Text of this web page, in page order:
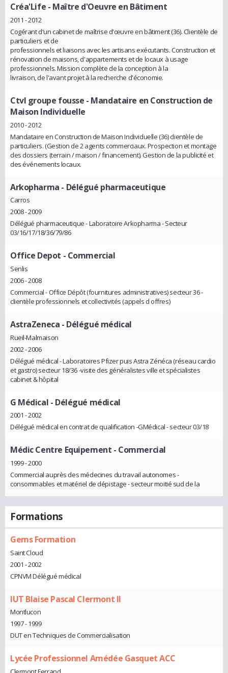
Créa'Life - Maître d'Oeuvre en Bâtiment
2011 - 2012
Cogérant d'un cabinet de maîtrise d'œuvre en bâtiment (36). Clientèle de
particuliers et de
professionnels et liaisons avec les artisans exécutants. Construction et
rénovation de maisons, d'appartements et de locaux à usage
professionnels. Mission complète de la conception à la
livraison, de l'avant projet à la recherche d'économie.
Ctvl groupe fousse - Mandataire en Construction de
Maison Individuelle
2010 - 2012
Mandataire en Construction de Maison Individuelle (36) clientèle de
particuliers. (Gestion de 2 agents commerciaux. Prospection et montage
des dossiers (terrain / maison / financement). Gestion de la publicité et
des événements locaux.
Arkopharma - Délégué pharmaceutique
Carros
2008 - 2009
Délégué pharmaceutique - Laboratoire Arkopharma - Secteur
03/16/17/18/36/79/86
Office Depot - Commercial
Senlis
2006 - 2008
Commercial - Office Dépôt (fournitures administratives) secteur 36 -
clientèle professionnels et collectivités (appels d offres)
AstraZeneca - Délégué médical
Rueil-Malmaison
2002 - 2006
Délégué médical - Laboratoires Pfizer puis Astra Zénéca (réseau cardio
et gastro) secteur 18/36 -visite des généralistes ville et spécialistes
cabinet & hôpital
G Médical - Délégué médical
2001 - 2002
Délégué médical en contrat de qualification -GMédical - secteur 03/18
Médic Centre Equipement - Commercial
1999 - 2000
Commercial auprès des médecines du travail autonomes -
consommables et matériel de dépistage - secteur moitié sud de la
Formations
Gems Formation
Saint Cloud
2001 - 2002
CPNVM Délégué médical
IUT Blaise Pascal Clermont II
Montlucon
1997 - 1999
DUT en Techniques de Commercialisation
Lycée Professionnel Amédée Gasquet ACC